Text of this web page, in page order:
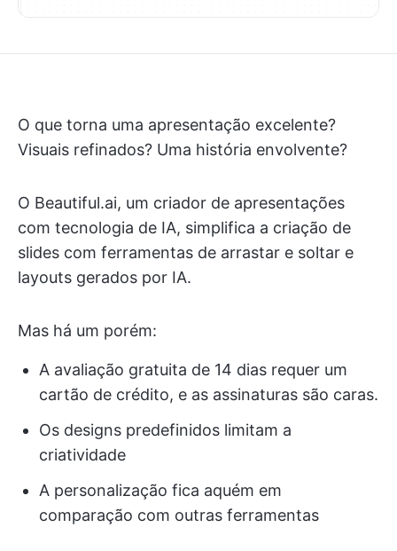
O que torna uma apresentação excelente?
Visuais refinados? Uma história envolvente?
O Beautiful.ai, um criador de apresentações
com tecnologia de IA, simplifica a criação de
slides com ferramentas de arrastar e soltar e
layouts gerados por IA.
Mas há um porém:
A avaliação gratuita de 14 dias requer um
cartão de crédito, e as assinaturas são caras.
Os designs predefinidos limitam a
criatividade
A personalização fica aquém em
comparação com outras ferramentas